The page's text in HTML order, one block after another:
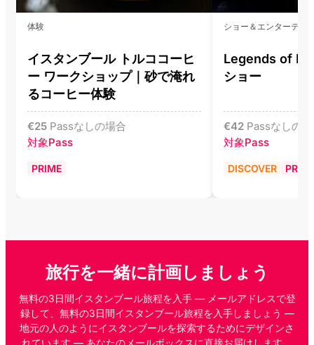
体験
イスタンブール トルココーヒ
ー ワークショップ｜砂で淹れ
るコーヒー体験
€25 Passなしの場合
対象Pass
PRIME
ショー＆エンターテイ
Legends of
ショー
€42 Passなしの
対象Pass
DISCOVER
旅行を一緒に計画しましょう
無料の3日間イスタンブール旅程を入手 — メールアドレスで登
録して、無料の3日間イスタンブール旅程を入手しましょう —
地元の人のようにイスタンブールを探索するためにデザインさ
れています — あなたのメールボックスに直接お届けします。